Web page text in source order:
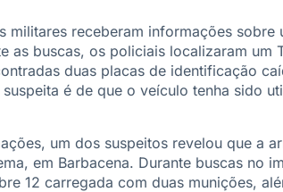
militares receberam informações
as buscas, os policiais localizaram um
duas placas de identificação
é de que o veículo tenha sido
um dos suspeitos revelou que a
em Barbacena. Durante buscas no
12 carregada com duas munições,